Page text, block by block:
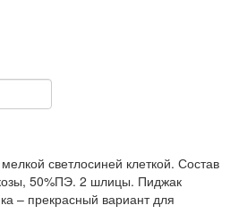
светлосиней клеткой. Состав
50%ПЭ. 2 шлицы. Пиджак
– прекрасный вариант для